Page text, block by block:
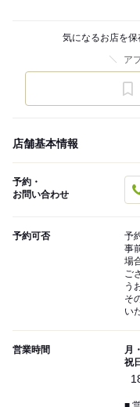
気になるお店を保
ア
店舗基本情報
予約・
お問い合わせ
予約可否
予
事
場
ご
う
そ
い
営業時間
月
祝